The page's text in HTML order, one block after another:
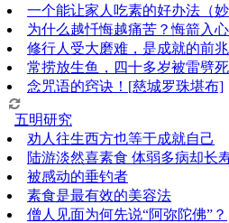
一个能让家人吃素的好办法（
为什么越忏悔越痛苦？悔箭入
修行人受大磨难，是成就的前
常捞放生鱼，四十多岁被雷劈死
念咒语的窍诀！[慈城罗珠堪布]
五明研究
劝人往生西方也等于成就自己
陆游淡然喜素食 体弱多病却长
被感动的垂钓者
素食是最有效的美容法
僧人见面为何先说“阿弥陀佛”？